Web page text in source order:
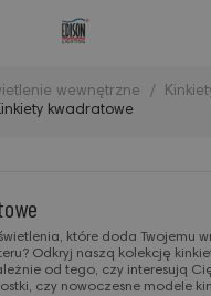
wewnętrzne
kwadratowe
które doda Twojemu
Odkryj naszą kolekcję
od tego, czy interesują
czy nowoczesne modele